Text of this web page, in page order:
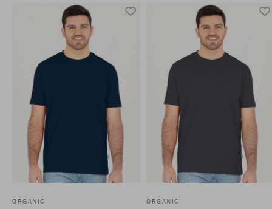
ORGANIC ORGANIC